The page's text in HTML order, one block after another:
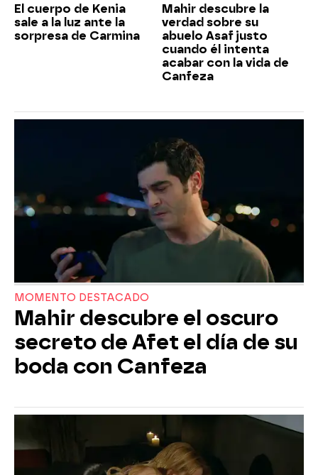
El cuerpo de Kenia
sale a la luz ante la
sorpresa de Carmina
Mahir descubre la
verdad sobre su
abuelo Asaf justo
cuando él intenta
acabar con la vida de
Canfeza
MOMENTO DESTACADO
Mahir descubre el oscuro
secreto de Afet el día de su
boda con Canfeza